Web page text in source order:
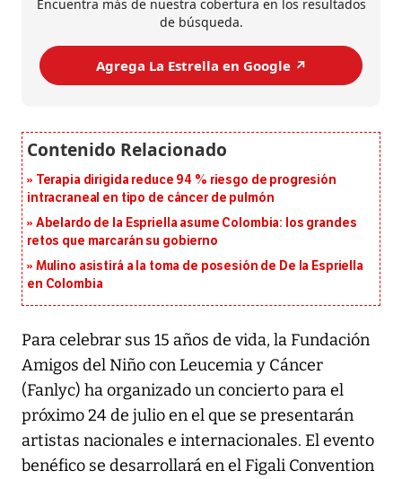
Encuentra más de nuestra cobertura en los resultados
de búsqueda.
Agrega La Estrella en Google ↗️
Terapia dirigida reduce 94 % riesgo de progresión
intracraneal en tipo de cáncer de pulmón
Abelardo de la Espriella asume Colombia: los grandes
retos que marcarán su gobierno
Mulino asistirá a la toma de posesión de De la Espriella
en Colombia
Para celebrar sus 15 años de vida, la Fundación
Amigos del Niño con Leucemia y Cáncer
(Fanlyc) ha organizado un concierto para el
próximo 24 de julio en el que se presentarán
artistas nacionales e internacionales. El evento
benéfico se desarrollará en el Figali Convention